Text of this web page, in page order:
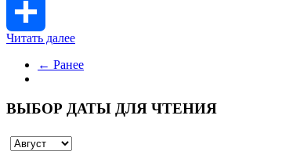
Skype
Читать далее
← Ранее
ВЫБОР ДАТЫ ДЛЯ ЧТЕНИЯ